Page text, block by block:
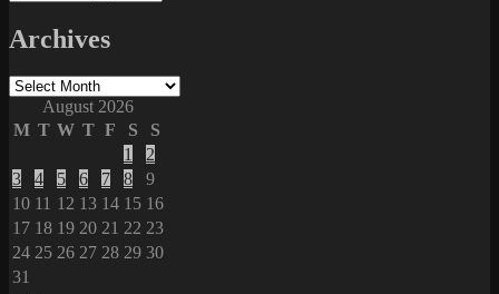
Archives
Archives
August 2026
M T W T F S
S
1
2
3
4 5 6 7 8
9
10 11 12 13 14 15 16
17 18 19 20 21 22 23
24 25 26 27 28 29 30
31